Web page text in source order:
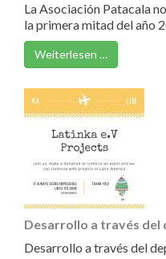
La Asociación Patacala
la primera mitad del año
Weiterlesen …
Desarrollo a través del
Desarrollo a través del